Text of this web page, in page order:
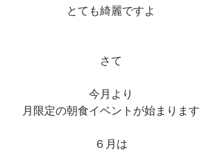
とても綺麗ですよ
さて
今月より
月限定の朝食イベントが始まります
６月は